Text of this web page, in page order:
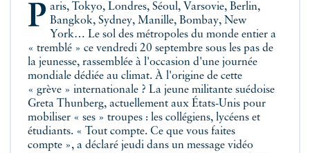
Paris, Tokyo, Londres, Séoul, Varsovie, Berlin, Bangkok, Sydney, Manille, Bombay, New
York… Le sol des métropoles du monde entier a
« tremblé » ce vendredi 20 septembre sous les pas de
la jeunesse, rassemblée à l'occasion d'une journée
mondiale dédiée au climat. À l'origine de cette
« grève » internationale ? La jeune militante suédoise
Greta Thunberg, actuellement aux États-Unis pour
mobiliser « ses » troupes : les collégiens, lycéens et
étudiants. « Tout compte. Ce que vous faites
compte », a déclaré jeudi dans un message vidéo